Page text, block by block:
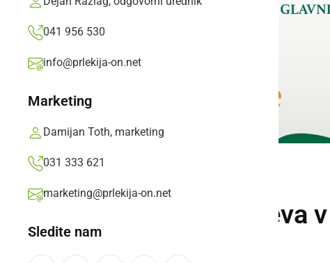
041 956 530
info@prlekija-on.net
Marketing
Damijan Toth, marketing
031 333 621
marketing@prlekija-on.net
Sledite nam
Kršitelj sredi dneva
so ga pridržali